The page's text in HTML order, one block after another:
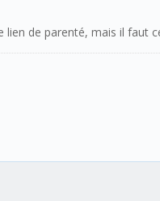
lien de parenté, mais il faut